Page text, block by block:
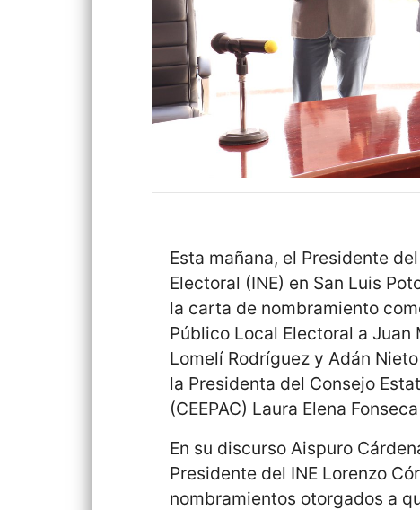
Esta mañana, el Presidente
Electoral (INE) en San Luis
la carta de nombramiento
Público Local Electoral a Juan
Lomelí Rodríguez y Adán
la Presidenta del Consejo
(CEEPAC) Laura Elena
En su discurso Aispuro
Presidente del INE Lorenzo
nombramientos otorgados a